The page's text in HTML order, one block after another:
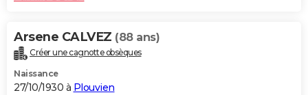
Arsene CALVEZ (88 ans)
Créer une cagnotte obsèques
Naissance
27/10/1930 à Plouvien